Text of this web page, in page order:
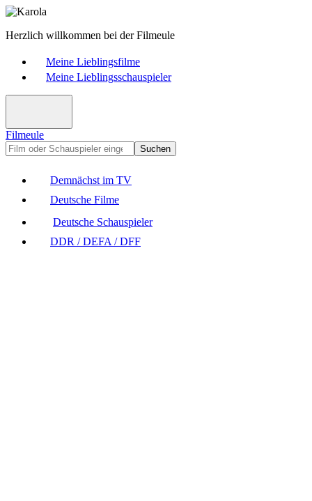
Herzlich willkommen bei der Filmeule
Meine Lieblingsfilme
Meine Lieblingsschauspieler
Filmeule
Suchen
Demnächst im TV
Deutsche Filme
Deutsche Schauspieler
DDR / DEFA / DFF